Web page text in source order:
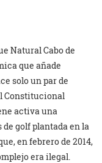
Natural Cabo de
que añade
solo un par de
Constitucional
activa una
golf plantada en la
en febrero de 2014,
era ilegal.